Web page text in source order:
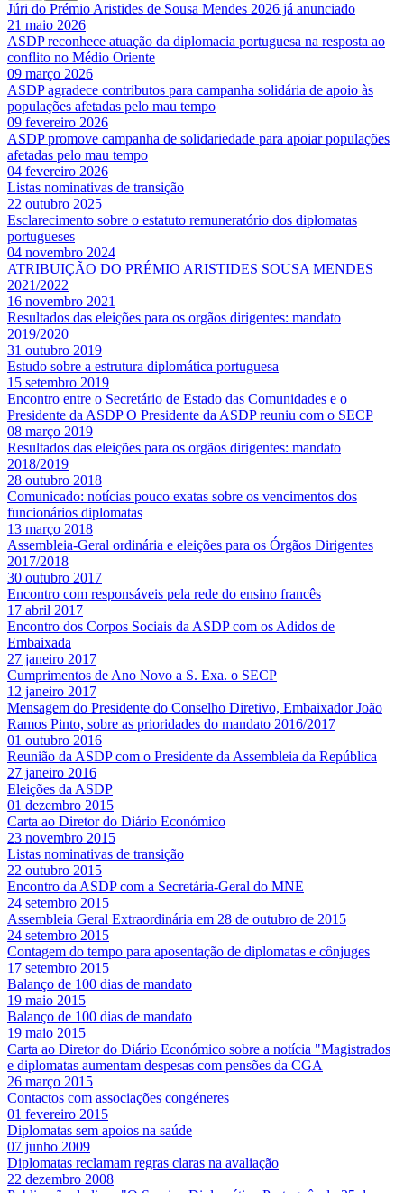
Júri do Prémio Aristides de Sousa Mendes 2026 já anunciado
21 maio 2026
ASDP reconhece atuação da diplomacia portuguesa na resposta ao
conflito no Médio Oriente
09 março 2026
ASDP agradece contributos para campanha solidária de apoio às
populações afetadas pelo mau tempo
09 fevereiro 2026
ASDP promove campanha de solidariedade para apoiar populações
afetadas pelo mau tempo
04 fevereiro 2026
Listas nominativas de transição
22 outubro 2025
Esclarecimento sobre o estatuto remuneratório dos diplomatas
portugueses
04 novembro 2024
ATRIBUIÇÃO DO PRÉMIO ARISTIDES SOUSA MENDES
2021/2022
16 novembro 2021
Resultados das eleições para os orgãos dirigentes: mandato
2019/2020
31 outubro 2019
Estudo sobre a estrutura diplomática portuguesa
15 setembro 2019
Encontro entre o Secretário de Estado das Comunidades e o
Presidente da ASDP O Presidente da ASDP reuniu com o SECP
08 março 2019
Resultados das eleições para os orgãos dirigentes: mandato
2018/2019
28 outubro 2018
Comunicado: notícias pouco exatas sobre os vencimentos dos
funcionários diplomatas
13 março 2018
Assembleia-Geral ordinária e eleições para os Órgãos Dirigentes
2017/2018
30 outubro 2017
Encontro com responsáveis pela rede do ensino francês
17 abril 2017
Encontro dos Corpos Sociais da ASDP com os Adidos de
Embaixada
27 janeiro 2017
Cumprimentos de Ano Novo a S. Exa. o SECP
12 janeiro 2017
Mensagem do Presidente do Conselho Diretivo, Embaixador João
Ramos Pinto, sobre as prioridades do mandato 2016/2017
01 outubro 2016
Reunião da ASDP com o Presidente da Assembleia da República
27 janeiro 2016
Eleições da ASDP
01 dezembro 2015
Carta ao Diretor do Diário Económico
23 novembro 2015
Listas nominativas de transição
22 outubro 2015
Encontro da ASDP com a Secretária-Geral do MNE
24 setembro 2015
Assembleia Geral Extraordinária em 28 de outubro de 2015
24 setembro 2015
Contagem do tempo para aposentação de diplomatas e cônjuges
17 setembro 2015
Balanço de 100 dias de mandato
19 maio 2015
Balanço de 100 dias de mandato
19 maio 2015
Carta ao Diretor do Diário Económico sobre a notícia "Magistrados
e diplomatas aumentam despesas com pensões da CGA
26 março 2015
Contactos com associações congéneres
01 fevereiro 2015
Diplomatas sem apoios na saúde
07 junho 2009
Diplomatas reclamam regras claras na avaliação
22 dezembro 2008